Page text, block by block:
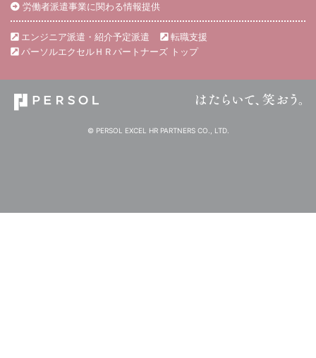
労働者派遣事業に関わる情報提供
エンジニア派遣・紹介予定派遣
転職支援
パーソルエクセルＨＲパートナーズ トップ
© PERSOL EXCEL HR PARTNERS CO., LTD.